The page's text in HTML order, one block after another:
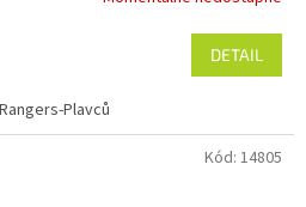
DETAIL
Plavců
Kód: 14805